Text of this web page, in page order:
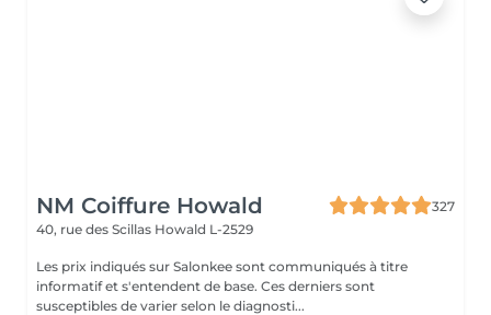
NM Coiffure Howald
327
40, rue des Scillas Howald L-2529
Les prix indiqués sur Salonkee sont communiqués à titre
informatif et s'entendent de base. Ces derniers sont
susceptibles de varier selon le diagnosti...